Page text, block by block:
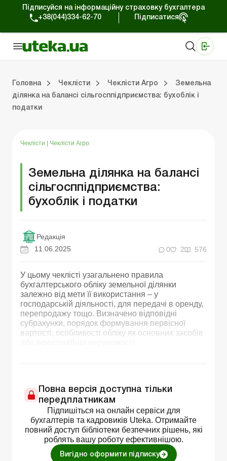
Підписуйся на інформаційну страховку бухгалтера
+38(044)334-62-70
Підписатися
Головна Чеклісти Чеклісти Агро
Земельна
ділянка на балансі сільгосппідприємства: бухоблік і
податки
Чеклісти Чеклісти Агро
Земельна ділянка на балансі
сільгосппідприємства:
бухоблік і податки
Редакція
11.06.2025
0 2 576
У цьому чеклісті узагальнено правила
бухгалтерського обліку земельної ділянки
залежно від мети її використання – у
господарській діяльності, для передачі в оренду,
перепродажу тощо. Визначено відповідні
субрахунки, порядок формування первісної
вартості, особливості обліку як основних засобів
Повна версія доступна тільки
передплатникам
Підпишіться на онлайн сервіси для
бухгалтерів та кадровиків Uteka. Отримайте
повний доступ бібліотеки безпечних рішень, які
роблять вашу роботу ефективнішою.
Вигідно оформити підписку